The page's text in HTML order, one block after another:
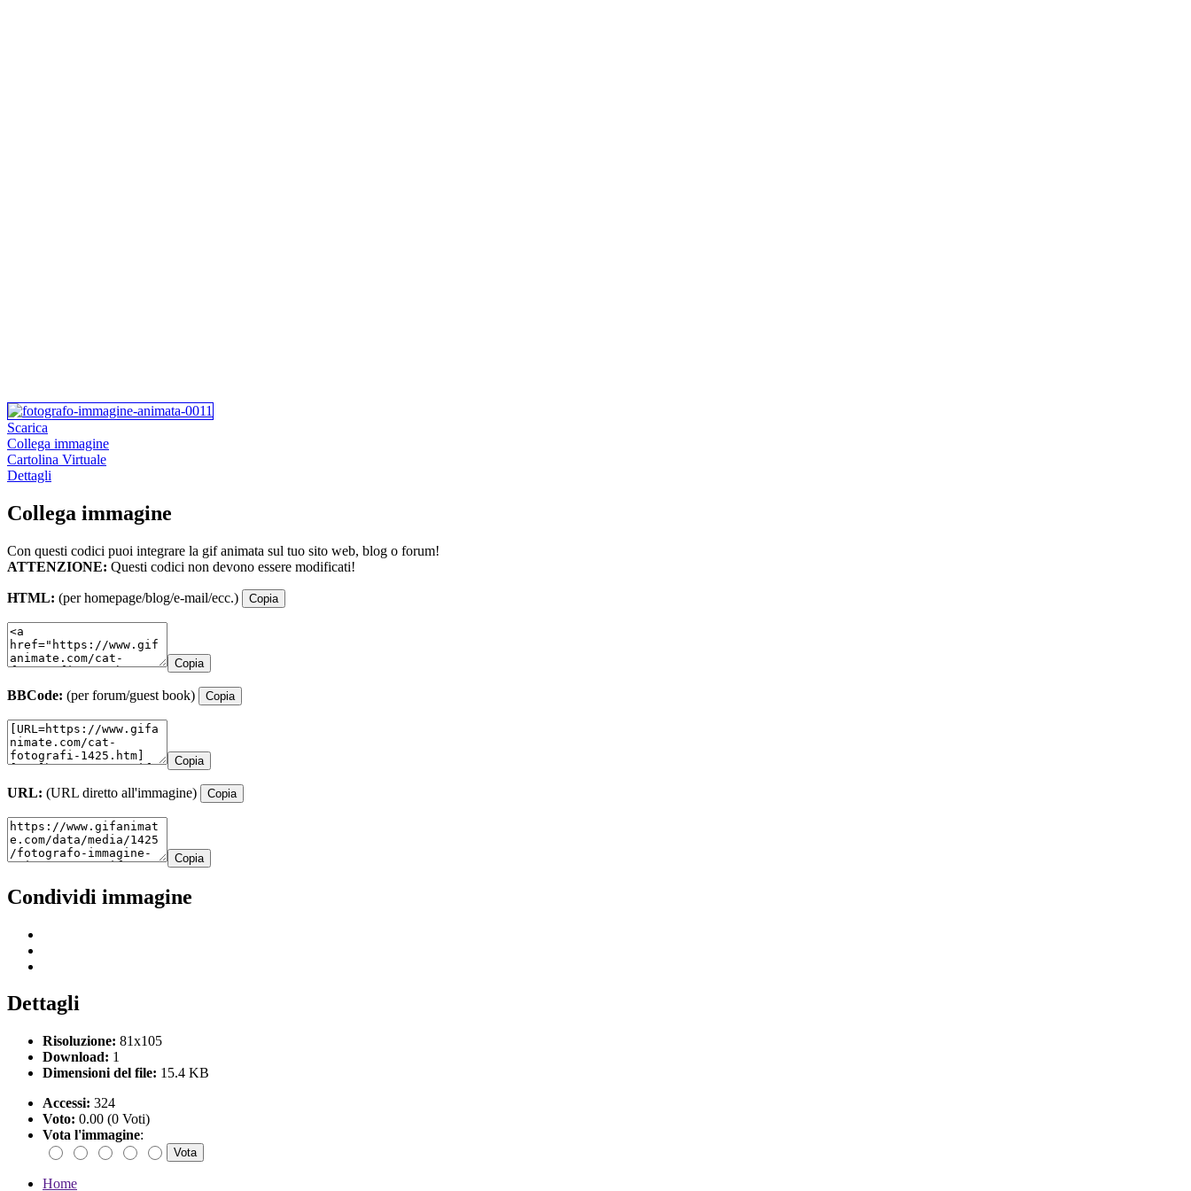
Scarica
Collega immagine
Cartolina Virtuale
Dettagli
Collega immagine
Con questi codici puoi integrare la gif animata sul tuo sito web, blog o forum!
ATTENZIONE: Questi codici non devono essere modificati!
HTML: (per homepage/blog/e-mail/ecc.) Copia
Copia
BBCode: (per forum/guest book) Copia
Copia
URL: (URL diretto all'immagine) Copia
Copia
Condividi immagine
Dettagli
Risoluzione: 81x105
Download: 1
Dimensioni del file: 15.4 KB
Accessi: 324
Voto: 0.00 (0 Voti)
Vota l'immagine:
Home